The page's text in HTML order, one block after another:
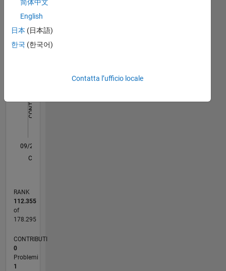
Statistica
All
CONTRIBUTI L
1
L
09/21
04/22
11/22
06/23
01/24
08/24
03/25
10/25
05/26
05/22
01/23
09/23
05/24
01/25
09/25
CRONOLOGIA
RANK
112.355
of
178.295
CONTRIBUTI
0
Problemi
1
简体中文
English
日本 (日本語)
한국 (한국어)
Contatta l’ufficio locale